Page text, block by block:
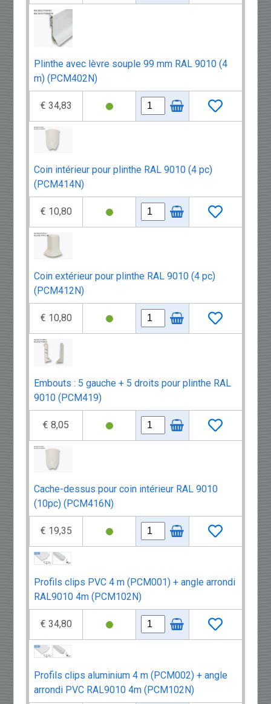
Plinthe avec lèvre souple 99 mm RAL 9010 (4
m) (PCM402N)
€ 34,83
Coin intérieur pour plinthe RAL 9010 (4 pc)
(PCM414N)
€ 10,80
Coin extérieur pour plinthe RAL 9010 (4 pc)
(PCM412N)
€ 10,80
Embouts : 5 gauche + 5 droits pour plinthe RAL
9010 (PCM419)
€ 8,05
Cache-dessus pour coin intérieur RAL 9010
(10pc) (PCM416N)
€ 19,35
Profils clips PVC 4 m (PCM001) + angle arrondi
RAL9010 4m (PCM102N)
€ 34,80
Profils clips aluminium 4 m (PCM002) + angle
arrondi PVC RAL9010 4m (PCM102N)